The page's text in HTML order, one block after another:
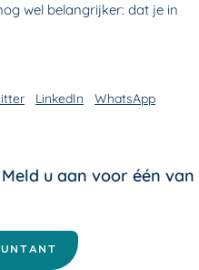
wel belangrijker: dat je in
LinkedIn WhatsApp
u aan voor één van